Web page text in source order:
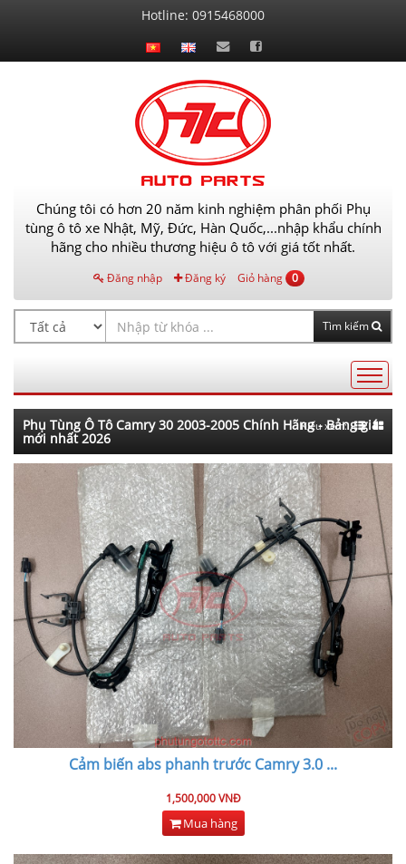
hệ
Hotline: 0915468000
Chúng tôi có hơn 20 năm kinh nghiệm phân phối Phụ
tùng ô tô xe Nhật, Mỹ, Đức, Hàn Quốc,...nhập khẩu chính
hãng cho nhiều thương hiệu ô tô với giá tốt nhất.
Đăng nhập Đăng ký Giỏ hàng 0
Tìm kiếm
AutoPart
Phụ Tùng Ô Tô Camry 30 2003-2005 Chính Hãng - Bảng giá
mới nhất 2026
Kiểu xem:
Cảm biến abs phanh trước Camry 3.0 ...
1,500,000 VNĐ
Mua hàng